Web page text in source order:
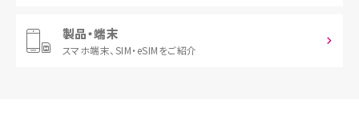
製品・端末
スマホ端末、 SIM・eSIMをご紹介